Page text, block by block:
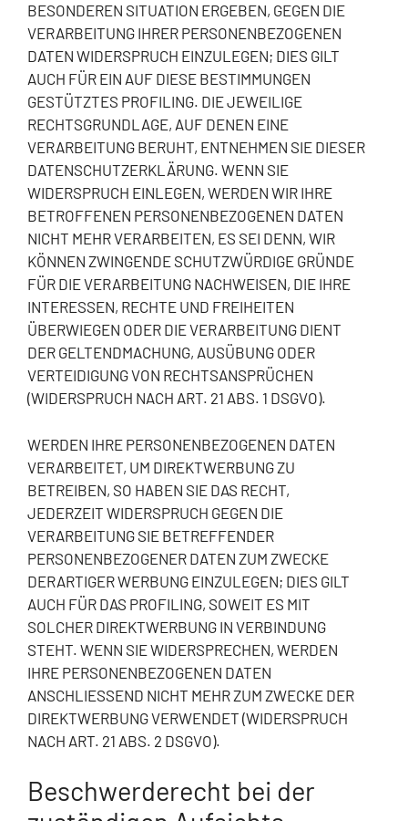
BESONDEREN SITUATION ERGEBEN, GEGEN DIE
VERARBEITUNG IHRER PERSONENBEZOGENEN
DATEN WIDERSPRUCH EINZULEGEN; DIES GILT
AUCH FÜR EIN AUF DIESE BESTIMMUNGEN
GESTÜTZTES PROFILING. DIE JEWEILIGE
RECHTSGRUNDLAGE, AUF DENEN EINE
VERARBEITUNG BERUHT, ENTNEHMEN SIE DIESER
DATENSCHUTZERKLÄRUNG. WENN SIE
WIDERSPRUCH EINLEGEN, WERDEN WIR IHRE
BETROFFENEN PERSONENBEZOGENEN DATEN
NICHT MEHR VERARBEITEN, ES SEI DENN, WIR
KÖNNEN ZWINGENDE SCHUTZWÜRDIGE GRÜNDE
FÜR DIE VERARBEITUNG NACHWEISEN, DIE IHRE
INTERESSEN, RECHTE UND FREIHEITEN
ÜBERWIEGEN ODER DIE VERARBEITUNG DIENT
DER GELTENDMACHUNG, AUSÜBUNG ODER
VERTEIDIGUNG VON RECHTSANSPRÜCHEN
(WIDERSPRUCH NACH ART. 21 ABS. 1 DSGVO).
WERDEN IHRE PERSONENBEZOGENEN DATEN
VERARBEITET, UM DIREKTWERBUNG ZU
BETREIBEN, SO HABEN SIE DAS RECHT,
JEDERZEIT WIDERSPRUCH GEGEN DIE
VERARBEITUNG SIE BETREFFENDER
PERSONENBEZOGENER DATEN ZUM ZWECKE
DERARTIGER WERBUNG EINZULEGEN; DIES GILT
AUCH FÜR DAS PROFILING, SOWEIT ES MIT
SOLCHER DIREKTWERBUNG IN VERBINDUNG
STEHT. WENN SIE WIDERSPRECHEN, WERDEN
IHRE PERSONENBEZOGENEN DATEN
ANSCHLIESSEND NICHT MEHR ZUM ZWECKE DER
DIREKTWERBUNG VERWENDET (WIDERSPRUCH
NACH ART. 21 ABS. 2 DSGVO).
Beschwerde­recht bei der